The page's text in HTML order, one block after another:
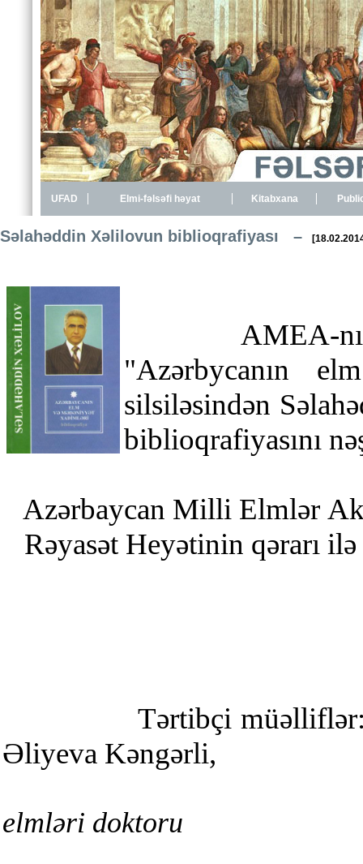
UFAD Elmi-fəlsəfi həyat Kitabxana
Səlahəddin Xəlilovun biblioqrafiyası –
AMEA-
"Azərbycanın
silsiləsindən
biblioqrafiyasını
Azərbaycan Milli Elmlər
Rəyasət Heyətinin qərarı
Tərtibçi
Əliyeva Kəngərli,
elmləri doktoru